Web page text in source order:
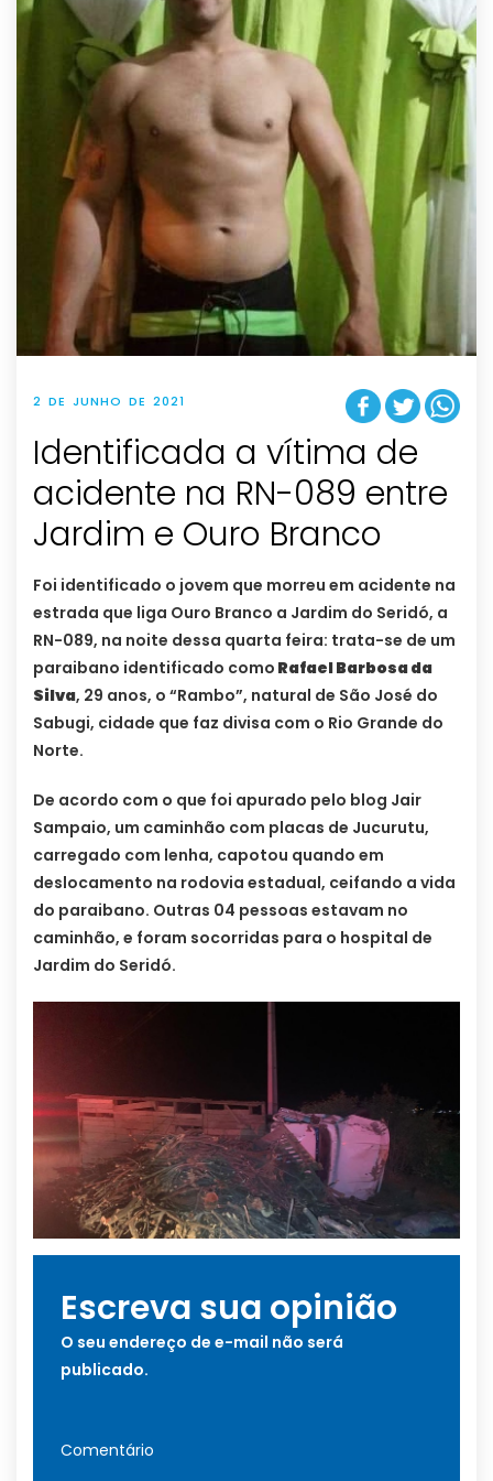
2 DE JUNHO DE 2021
Identificada a vítima de
acidente na RN-089 entre
Jardim e Ouro Branco
Foi identificado o jovem que morreu em acidente na
estrada que liga Ouro Branco a Jardim do Seridó, a
RN-089, na noite dessa quarta feira: trata-se de um
paraibano identificado como Rafael Barbosa da
Silva, 29 anos, o “Rambo”, natural de São José do
Sabugi, cidade que faz divisa com o Rio Grande do
Norte.
De acordo com o que foi apurado pelo blog Jair
Sampaio, um caminhão com placas de Jucurutu,
carregado com lenha, capotou quando em
deslocamento na rodovia estadual, ceifando a vida
do paraibano. Outras 04 pessoas estavam no
caminhão, e foram socorridas para o hospital de
Jardim do Seridó.
Escreva sua opinião
O seu endereço de e-mail não será
publicado.
Comentário